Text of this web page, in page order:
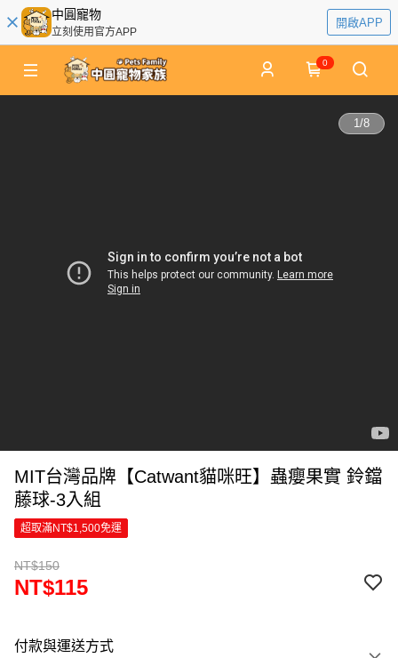
中圓寵物
立刻使用官方APP
開啟APP
0
1/8
MIT台灣品牌【Catwant貓咪旺】蟲癭果實 鈴鐺
藤球-3入組
超取滿NT$1,500免運
NT$150
NT$115
付款與運送方式